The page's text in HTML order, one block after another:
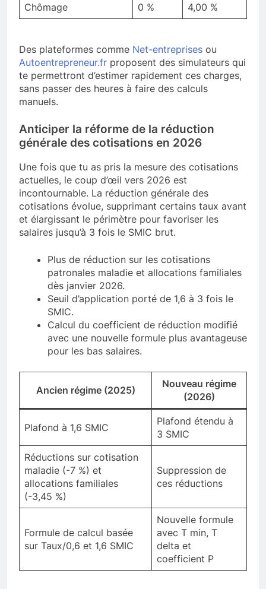
Chômage
0 % 4,00 %
Des plateformes comme Net-entreprises ou
Autoentrepreneur.fr proposent des simulateurs qui
te permettront d’estimer rapidement ces charges,
sans passer des heures à faire des calculs
manuels.
Anticiper la réforme de la réduction
générale des cotisations en 2026
Une fois que tu as pris la mesure des cotisations
actuelles, le coup d’œil vers 2026 est
incontournable. La réduction générale des
cotisations évolue, supprimant certains taux avant
et élargissant le périmètre pour favoriser les
salaires jusqu’à 3 fois le SMIC brut.
Plus de réduction sur les cotisations
patronales maladie et allocations familiales
dès janvier 2026.
Seuil d’application porté de 1,6 à 3 fois le
SMIC.
Calcul du coefficient de réduction modifié
avec une nouvelle formule plus avantageuse
pour les bas salaires.
Ancien régime (2025)
Nouveau régime
(2026)
Plafond à 1,6 SMIC
Plafond étendu à
3 SMIC
Réductions sur cotisation
maladie (-7 %) et
allocations familiales
(-3,45 %)
Suppression de
ces réductions
Formule de calcul basée
sur Taux/0,6 et 1,6 SMIC
Nouvelle formule
avec T min, T
delta et
coefficient P